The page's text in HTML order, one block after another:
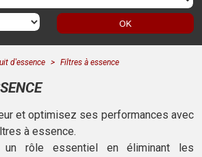
OK
d'essence Filtres à essence
et optimisez ses performances avec
à essence.
rôle essentiel en éliminant les